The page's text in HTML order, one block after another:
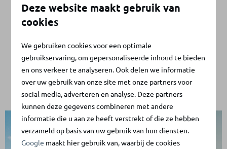
Gemaakt van hout en golfkarton
Wist je dat we vijf keer zoveel duurzame
vakantiewoningen kunnen bouwen van één boom door
de combinatie hout én karton te gebruiken in plaats
van alleen hout? Karton is constructief uitermate sterk.
Deze website maakt gebruik van
cookies
We gebruiken cookies voor een optimale
gebruikservaring, om gepersonaliseerde inhoud te bieden
en ons verkeer te analyseren. Ook delen we informatie
over uw gebruik van onze site met onze partners voor
social media, adverteren en analyse. Deze partners
kunnen deze gegevens combineren met andere
informatie die u aan ze heeft verstrekt of die ze hebben
verzameld op basis van uw gebruik van hun diensten.
Google maakt hier gebruik van, waarbij de cookies